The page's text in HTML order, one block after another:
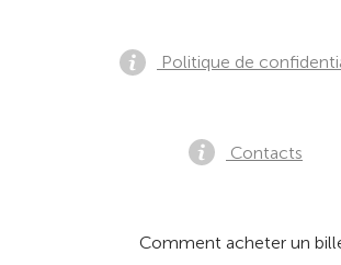
Politique de
Contacts
Comment acheter un